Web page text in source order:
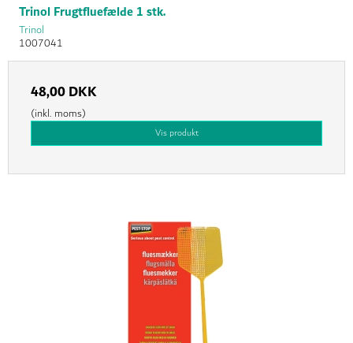
Trinol Frugtfluefælde 1 stk.
Trinol
1007041
48,00 DKK
(inkl. moms)
Vis produkt